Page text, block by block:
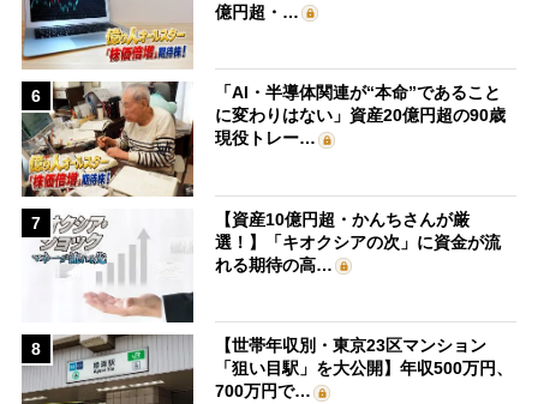
億円超・…
6
「AI・半導体関連が“本命”であること
に変わりはない」資産20億円超の90歳
現役トレー…
7
【資産10億円超・かんちさんが厳
選！】「キオクシアの次」に資金が流
れる期待の高…
8
【世帯年収別・東京23区マンション
「狙い目駅」を大公開】年収500万円、
700万円で…